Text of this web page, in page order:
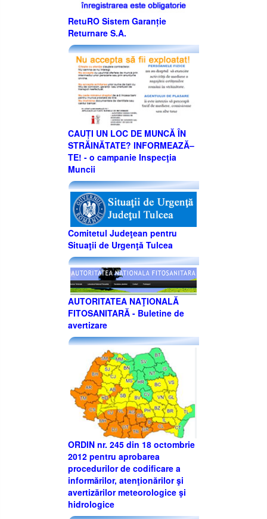
RetuRO Sistem Garanție
Returnare S.A.
CAUȚI UN LOC DE MUNCĂ ÎN
STRĂINĂTATE? INFORMEAZĂ–
TE! - o campanie Inspecţia
Muncii
Comitetul Judeţean pentru
Situaţii de Urgenţă Tulcea
AUTORITATEA NAŢIONALĂ
FITOSANITARĂ - Buletine de
avertizare
ORDIN nr. 245 din 18 octombrie
2012 pentru aprobarea
procedurilor de codificare a
informărilor, atenţionărilor şi
avertizărilor meteorologice şi
hidrologice